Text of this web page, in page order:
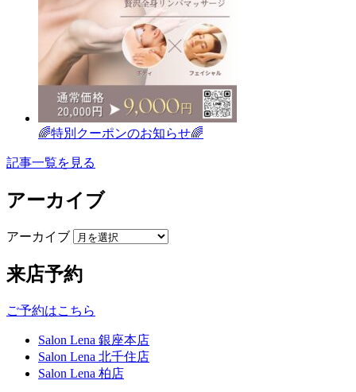
🌈特別クーポンのお知らせ🌈
記事一覧を見る
アーカイブ
アーカイブ
来店予約
ご予約はこちら
Salon Lena 銀座本店
Salon Lena 北千住店
Salon Lena 柏店